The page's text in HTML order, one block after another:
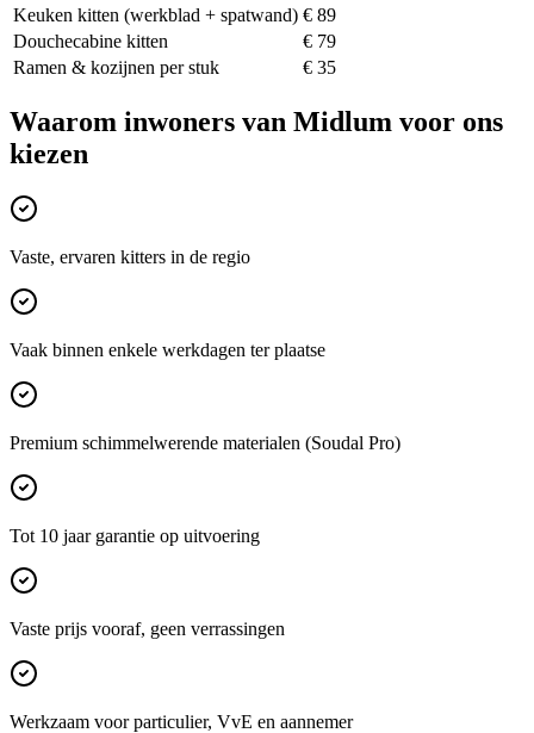
Keuken kitten (werkblad + spatwand) € 89
Douchecabine kitten
€ 79
Ramen & kozijnen per stuk
€ 35
Waarom inwoners van Midlum voor ons
kiezen
Vaste, ervaren kitters in de regio
Vaak binnen enkele werkdagen ter plaatse
Premium schimmelwerende materialen (Soudal Pro)
Tot 10 jaar garantie op uitvoering
Vaste prijs vooraf, geen verrassingen
Werkzaam voor particulier, VvE en aannemer